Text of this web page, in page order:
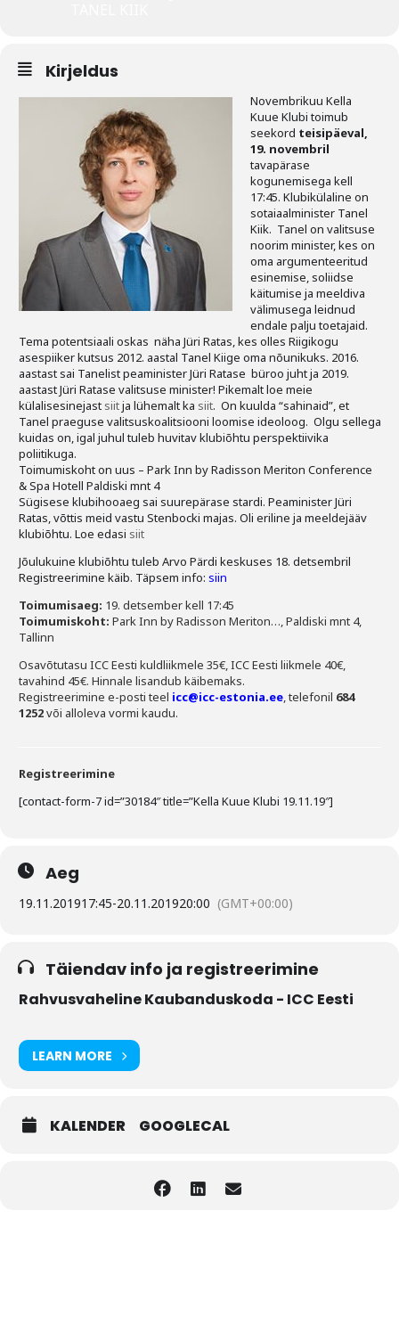
Publikatsioonid
ICC komisjonid
Digiraamatukogu
Juhendid ja väljaanded
Videod
Kontakt
Liitu meililistiga
Oskusteave
Incoterms® 2020
Abimaterjalid
Projektid
Kirjeldus
Novembrikuu Kella
Kuue Klubi toimub
seekord teisipäeval,
19. novembril
tavapärase
kogunemisega kell
17:45. Klubikülaline on
sotaiaalminister Tanel
Kiik. Tanel on valitsuse
noorim minister, kes on
oma argumenteeritud
esinemise, soliidse
käitumise ja meeldiva
välimusega leidnud
endale palju toetajaid.
Tema potentsiaali oskas näha Jüri Ratas, kes olles Riigikogu
asespiiker kutsus 2012. aastal Tanel Kiige oma nõunikuks. 2016.
aastast sai Tanelist peaminister Jüri Ratase büroo juht ja 2019.
aastast Jüri Ratase valitsuse minister! Pikemalt loe meie
külalisesinejast siitja lühemalt ka siit. On kuulda “sahinaid”, et
Tanel praeguse valitsuskoalitsiooni loomise ideoloog. Olgu sellega
kuidas on, igal juhul tuleb huvitav klubiõhtu perspektiivika
poliitikuga.
Toimumiskoht on uus – Park Inn by Radisson Meriton Conference
& Spa Hotell Paldiski mnt 4
Sügisese klubihooaeg sai suurepärase stardi. Peaminister Jüri
Ratas, võttis meid vastu Stenbocki majas. Oli eriline ja meeldejääv
klubiõhtu. Loe edasi siit
Jõulukuine klubiõhtu tuleb Arvo Pärdi keskuses 18. detsembril
Registreerimine käib. Täpsem info: siin
Toimumisaeg: 19. detsember kell 17:45
Toimumiskoht: Park Inn by Radisson Meriton…, Paldiski mnt 4,
Tallinn
Osavõtutasu ICC Eesti kuldliikmele 35€, ICC Eesti liikmele 40€,
tavahind 45€. Hinnale lisandub käibemaks.
Registreerimine e-posti teel icc@icc-estonia.ee, telefonil 684
1252või alloleva vormi kaudu.
Registreerimine
[contact-form-7 id=”30184″ title=”Kella Kuue Klubi 19.11.19″]
Aeg
19.11.201917:45-20.11.201920:00 (GMT+00:00)
Täiendav info ja registreerimine
Rahvusvaheline Kaubanduskoda - ICC Eesti
LEARN MORE
KALENDER GOOGLECAL